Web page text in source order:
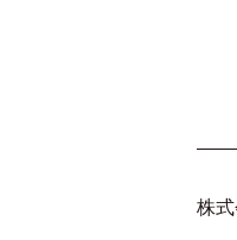
株式